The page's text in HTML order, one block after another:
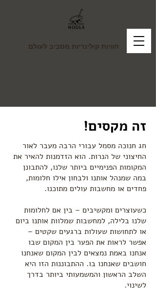
חוויות קולינריות מסביב לעולם
זה מקסים!
חג חנוכה מסמל עבורי הרבה מעבר לאור
החיצוני של הנרות. הוא הזדמנות להאיר את
המקומות הפנימיים ביותר שלנו, להתבונן
במה שמנהל אותנו ולבחון אילו חלומות,
פחדים או מחשבות עולים מתוכנו.
כשעוצרים ומקשיבים – בין אם לחלומות
שלנו בלילה, למחשבות שמלוות אותנו ביום
או לתחושות שעולות ברגעים שקטים –
אפשר לראות את הפער בין המקום שבו
אנחנו באמת נמצאים לבין המקום שאנחנו
חושבים שאנחנו בו. ההתבוננות הזו היא
השלב הראשון והמשמעותי ביותר בדרך
לשינוי.